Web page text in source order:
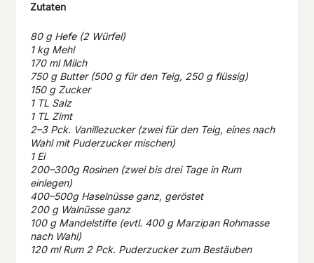
Zutaten
80 g Hefe (2 Würfel)
1 kg Mehl
170 ml Milch
750 g Butter (500 g für den Teig, 250 g flüssig)
150 g Zucker
1 TL Salz
1 TL Zimt
2–3 Pck. Vanillezucker (zwei für den Teig, eines nach
Wahl mit Puderzucker mischen)
1 Ei
200–300g Rosinen (zwei bis drei Tage in Rum
einlegen)
400–500g Haselnüsse ganz, geröstet
200 g Walnüsse ganz
100 g Mandelstifte (evtl. 400 g Marzipan Rohmasse
nach Wahl)
120 ml Rum 2 Pck. Puderzucker zum Bestäuben